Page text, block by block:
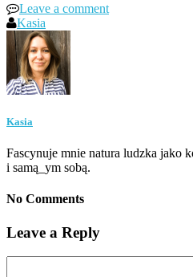
Leave a comment
Kasia
Kasia
Fascynuje mnie natura ludzka jako
i samą_ym sobą.
No Comments
Leave a Reply